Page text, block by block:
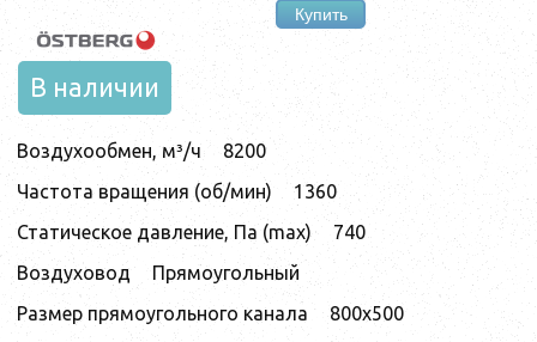
Купить
В наличии
Воздухообмен, м³/ч
8200
Частота вращения (об/мин)
1360
Статическое давление, Па (max)
740
Воздуховод
Прямоугольный
Размер прямоугольного канала
800x500